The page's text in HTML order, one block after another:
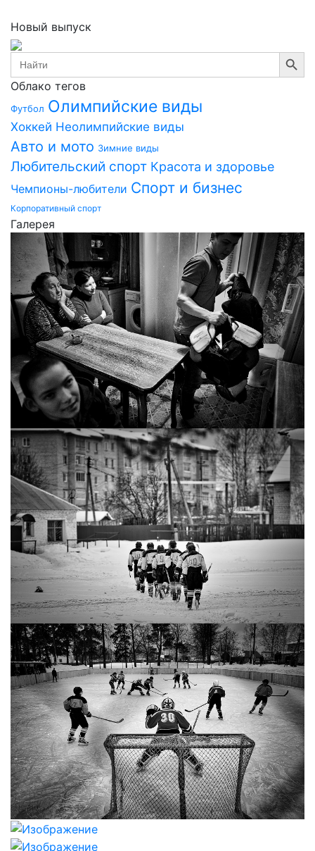
Новый выпуск
Search
for:
Search Button
Облако тегов
Футбол Олимпийские виды
Хоккей Неолимпийские виды
Авто и мото Зимние виды
Любительский спорт Красота и здоровье
Чемпионы-любители Спорт и бизнес
Корпоративный спорт
Галерея